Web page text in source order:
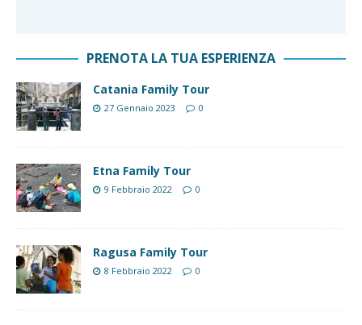
PRENOTA LA TUA ESPERIENZA
Catania Family Tour
27 Gennaio 2023 0
Etna Family Tour
9 Febbraio 2022 0
Ragusa Family Tour
8 Febbraio 2022 0